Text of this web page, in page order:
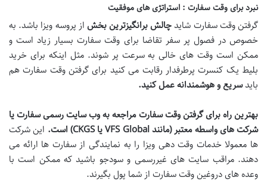
نبرد برای وقت سفارت : استراتژی های موفقیت
گرفتن وقت سفارت شایدچالش برانگیزترین بخش از پروسه ویزا باشد. به
خصوص در فصول پر سفر تقاضا برای وقت سفارت بسیار زیاد است و
ممکن است وقت های خالی به سرعت پر شوند. مثل اینکه برای خرید
بلیط یک کنسرت پرطرفدار رقابت می کنید برای گرفتن وقت سفارت هم
بایدسریع و هوشمندانه عمل کنید.
بهترین راه برای گرفتن وقت سفارت مراجعه به وب سایت رسمی سفارت یا
شرکت های واسطه معتبر (مانندVFS Global یا CKGS) است. این شرکت
ها معمولا خدمات وقت دهی ویزا را به نمایندگی از سفارت ها ارائه می
دهند. مراقب سایت های غیررسمی و سودجو باشید که ممکن است با
وعده های دروغین وقت سفارت از شما پول بگیرند.